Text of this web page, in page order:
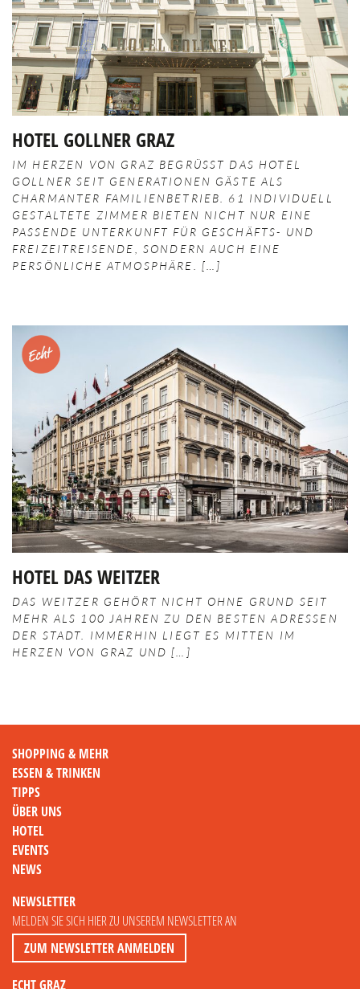
HOTEL GOLLNER GRAZ
IM HERZEN VON GRAZ BEGRÜSST DAS HOTEL G
OLLNER SEIT GENERATIONEN GÄSTE ALS C
HARMANTER FAMILIENBETRIEB. 61 INDIVIDUELL G
ESTALTETE ZIMMER BIETEN NICHT NUR EINE P
ASSENDE UNTERKUNFT FÜR GESCHÄFTS- UND F
REIZEITREISENDE, SONDERN AUCH EINE P
ERSÖNLICHE ATMOSPHÄRE.
HOTEL DAS WEITZER
DAS WEITZER GEHÖRT NICHT OHNE GRUND SEIT
MEHR ALS 100 JAHREN ZU DEN BESTEN ADRESSEN
DER STADT. IMMERHIN LIEGT ES MITTEN IM
HERZEN VON GRAZ UND
SHOPPING & MEHR
ESSEN & TRINKEN
TIPPS
ÜBER UNS
HOTEL
EVENTS
NEWS
NEWSLETTER
MELDEN SIE SICH HIER ZU UNSEREM NEWSLETTER AN
ZUM NEWSLETTER ANMELDEN
ECHT GRAZ